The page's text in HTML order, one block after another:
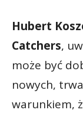
Hubert
Catchers,
może być
nowych,
warunkiem,